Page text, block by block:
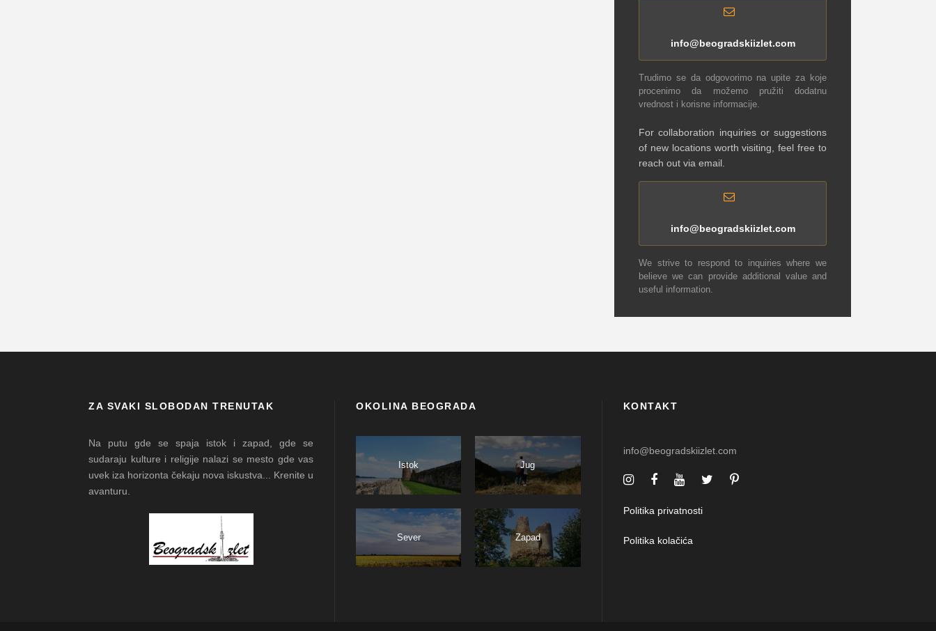
info@beogradskiizlet.com
Trudimo se da odgovorimo na upite za koje
procenimo da možemo pružiti dodatnu
vrednost i korisne informacije.
For collaboration inquiries or suggestions
of new locations worth visiting, feel free to
reach out via email.
info@beogradskiizlet.com
We strive to respond to inquiries where we
believe we can provide additional value and
useful information.
ZA SVAKI SLOBODAN TRENUTAK
Na putu gde se spaja istok i zapad, gde se
sudaraju kulture i religije nalazi se mesto gde vas
uvek iza horizonta čekaju nova iskustva... Krenite u
avanturu.
OKOLINA BEOGRADA
Istok Jug
Sever Zapad
KONTAKT
info@beogradskiizlet.com
Politika privatnosti
Politika kolačića